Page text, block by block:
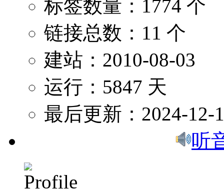
标签数量：1774 个
链接总数：11 个
建站：2010-08-03
运行：5847 天
最后更新：2024-12-
听